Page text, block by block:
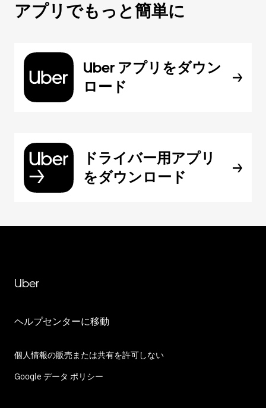
アプリでもっと簡単に
Uber アプリをダウン
ロード
ドライバー用アプリ
をダウンロード
Uber
ヘルプセンターに移動
個人情報の販売または共有を許可しない
Google データ ポリシー